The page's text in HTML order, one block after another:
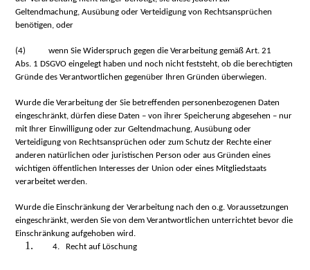
Geltendmachung, Ausübung oder Verteidigung von Rechtsansprüchen
benötigen, oder
(4)wenn Sie Widerspruch gegen die Verarbeitung gemäß Art. 21
Abs. 1 DSGVO eingelegt haben und noch nicht feststeht, ob die berechtigten
Gründe des Verantwortlichen gegenüber Ihren Gründen überwiegen.
Wurde die Verarbeitung der Sie betreffenden personenbezogenen Daten
eingeschränkt, dürfen diese Daten – von ihrer Speicherung abgesehen – nur
mit Ihrer Einwilligung oder zur Geltendmachung, Ausübung oder
Verteidigung von Rechtsansprüchen oder zum Schutz der Rechte einer
anderen natürlichen oder juristischen Person oder aus Gründen eines
wichtigen öffentlichen Interesses der Union oder eines Mitgliedstaats
verarbeitet werden.
Wurde die Einschränkung der Verarbeitung nach den o.g. Voraussetzungen
eingeschränkt, werden Sie von dem Verantwortlichen unterrichtet bevor die
Einschränkung aufgehoben wird.
4. Recht auf Löschung